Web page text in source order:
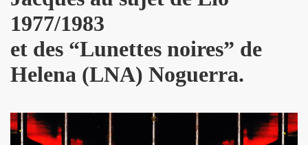
1977/1983
et des “Lunettes noires” de
Helena (LNA) Noguerra.
le 1er fevrier 2008 au BATACLAN (Paris).
(1982).
FIEVRE" de MARIE FRANCE par JEAN-WILLIAM
dans "TELERAMA" (16 decembre 2009).